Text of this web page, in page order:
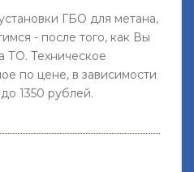
ГБО для метана,
- после того, как Вы
ТО. Техническое
по цене, в зависимости
1350 рублей.